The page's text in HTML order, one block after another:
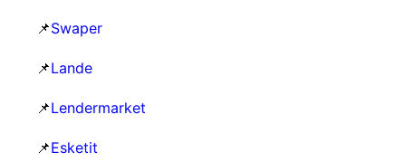
📌Swaper
📌Lande
📌Lendermarket
📌Esketit